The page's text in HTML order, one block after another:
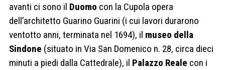
avanti ci sono il Duomo con la Cupola opera
dell’architetto Guarino Guarini (i cui lavori durarono
ventotto anni, terminata nel 1694), il museo della
Sindone (situato in Via San Domenico n. 28, circa dieci
minuti a piedi dalla Cattedrale), il Palazzo Reale con i